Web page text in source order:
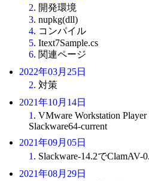
2. 開発環境
3. nupkg(dll)
4. コンパイル
5. Itext7Sample.cs
6. 関連ページ
2022年03月25日
2. 対策
2021年10月14日
1 . VMware Workstation
Slackware64-current
2021年09月05日
1 . Slackware-14.2でClamAV-
2021年08月29日